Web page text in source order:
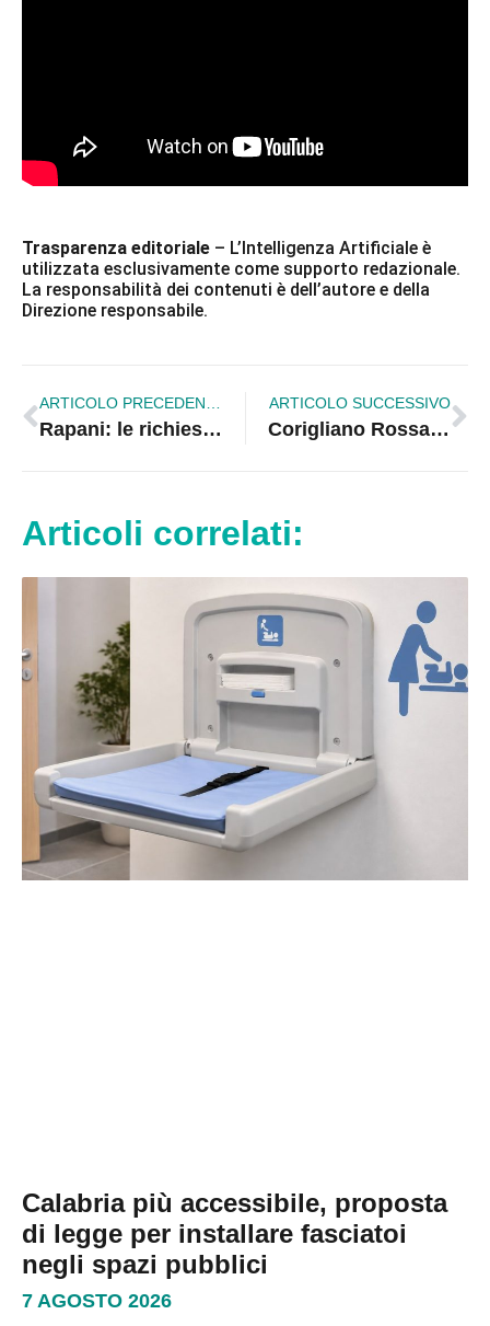
Trasparenza editoriale – L’Intelligenza Artificiale è
utilizzata esclusivamente come supporto redazionale.
La responsabilità dei contenuti è dell’autore e della
Direzione responsabile.
Rapani: le richieste dei frantoiani della Sibaritide entrano nel confronto al Masaf
ARTICOLO SUCCESSIVO
Corigliano Rossano | La Bandiera Blu sventola, la fogna pure: Schiavonea abbandonata al degrado
Articoli correlati:
Calabria più accessibile, proposta
di legge per installare fasciatoi
negli spazi pubblici
7 AGOSTO 2026